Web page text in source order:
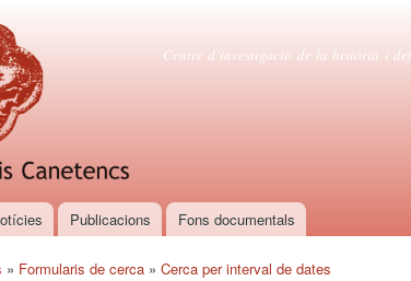
Centre d'estudis
Centre d’investigació de la història i
Publicacions Fons documentals
» Formularis de cerca » Cerca per interval de dates